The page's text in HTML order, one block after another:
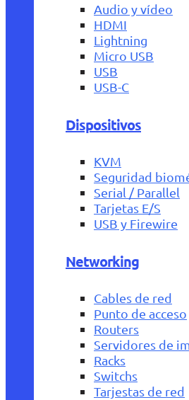
Audio y vídeo
HDMI
Lightning
Micro USB
USB
USB-C
Dispositivos
KVM
Seguridad
Serial / Parallel
Tarjetas E/S
USB y Firewire
Networking
Cables de red
Punto de acceso
Routers
Servidores de
Racks
Switchs
Tarjestas de red